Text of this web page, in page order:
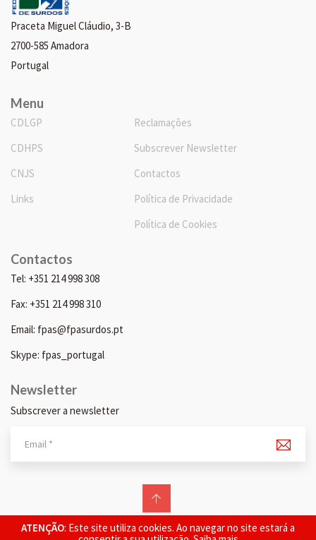
ATENÇÃO: Este site utiliza cookies. Ao navegar no site estará a
Praceta Miguel Cláudio, 3-B
2700-585 Amadora
Portugal
Menu
CDLGP
CDHPS
CNJS
Links
Reclamações
Subscrever Newsletter
Contactos
Política de Privacidade
Política de Cookies
Contactos
Tel: +351 214 998 308
Fax: +351 214 998 310
Email: fpas@fpasurdos.pt
Skype: fpas_portugal
Newsletter
Subscrever a newsletter
© 2026 FPAS. Todos os direitos reservados.